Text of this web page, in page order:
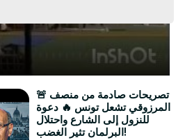
🚨 تصريحات صادمة من منصف
المرزوقي تشعل تونس 🔥 دعوة
للنزول إلى الشارع واحتلال
البرلمان تثير الغضب!